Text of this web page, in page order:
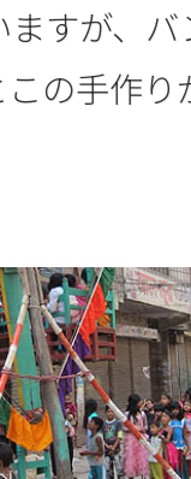
すが、バ
の手作